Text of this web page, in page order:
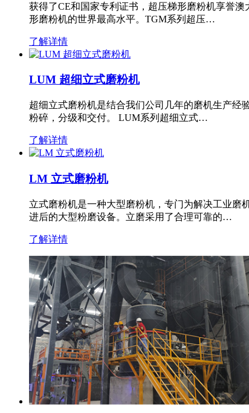
获得了CE和国家专利证书，超压梯形磨粉机享誉
形磨粉机的世界最高水平。TGM系列超压…
了解详情
LUM 超细立式磨粉机
超细立式磨粉机是结合我们公司几年的磨机生产经
粉碎，分级和交付。 LUM系列超细立式…
了解详情
LM 立式磨粉机
立式磨粉机是一种大型磨粉机，专门为解决工业磨
进后的大型粉磨设备。立磨采用了合理可靠的…
了解详情